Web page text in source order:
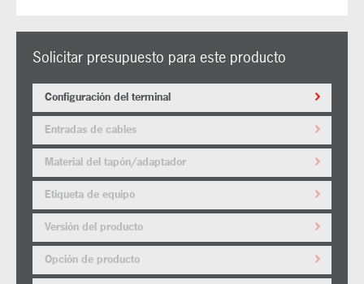
Solicitar presupuesto para este producto
Configuración del terminal
Entradas de cables
Material del tapón/adaptador
Etiqueta de equipo
Versión del producto
Opción de producto